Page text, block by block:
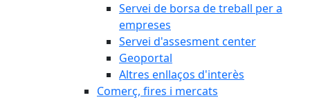
Servei de borsa de treball per a
empreses
Servei d'assesment center
Geoportal
Altres enllaços d'interès
Comerç, fires i mercats